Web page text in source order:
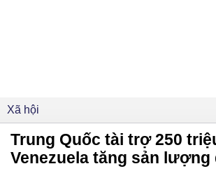
Xã hội
Trung Quốc tài trợ 250
Venezuela tăng sản lượng